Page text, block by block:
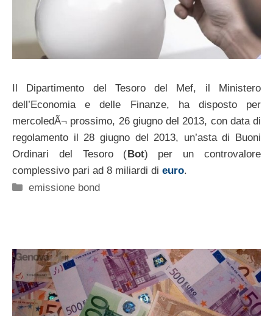
Il Dipartimento del Tesoro del Mef, il Ministero
dell’Economia e delle Finanze, ha disposto per
mercoledÃ¬ prossimo, 26 giugno del 2013, con data di
regolamento il 28 giugno del 2013, un’asta di Buoni
Ordinari del Tesoro (Bot) per un controvalore
complessivo pari ad 8 miliardi di euro.
Categorie
emissione bond